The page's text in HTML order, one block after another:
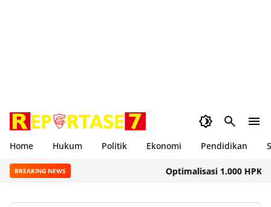
Home Hukum Politik Ekonomi Pendidikan
BREAKING NEWS Optimalisasi 1.000 HPK,